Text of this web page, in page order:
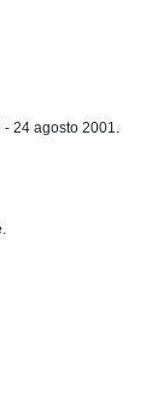
- 24 agosto 2001.